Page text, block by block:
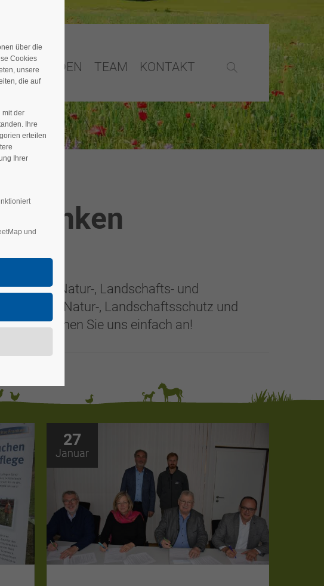
SPENDEN TEAM KONTAKT
Sachen Natur-, Landschafts- und
rund um Natur-, Landschaftsschutz und
Sprechen Sie uns einfach an!
27
Januar
über die
Cookies
unsere
die auf
mit der
Ihre
erteilen
Ihrer
und